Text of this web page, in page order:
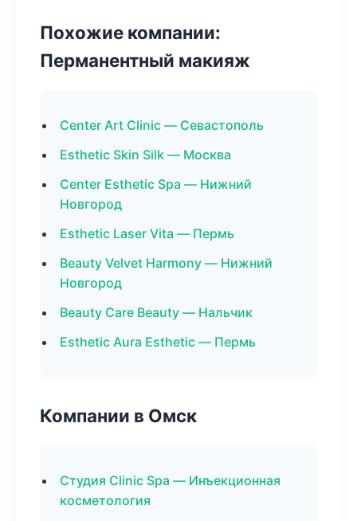
Похожие компании:
Перманентный макияж
Center Art Clinic — Севастополь
Esthetic Skin Silk — Москва
Center Esthetic Spa — Нижний
Новгород
Esthetic Laser Vita — Пермь
Beauty Velvet Harmony — Нижний
Новгород
Beauty Care Beauty — Нальчик
Esthetic Aura Esthetic — Пермь
Компании в Омск
Студия Clinic Spa — Инъекционная
косметология